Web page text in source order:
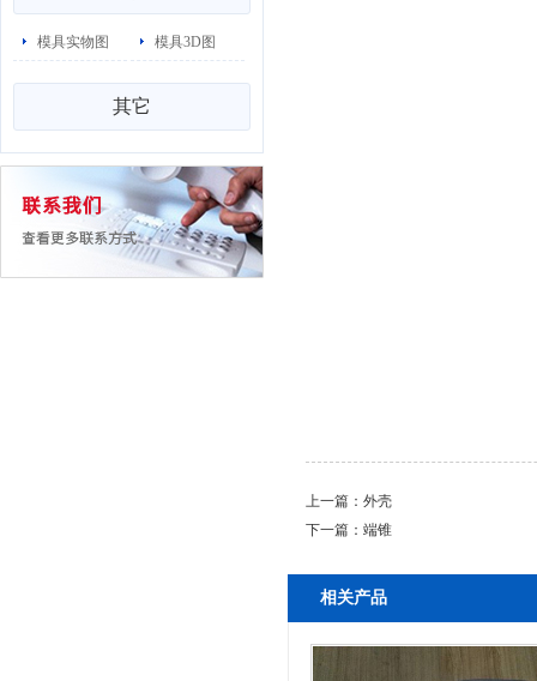
模具实物图 模具3D图
其它
上一篇： 外壳
下一篇： 端锥
相关产品